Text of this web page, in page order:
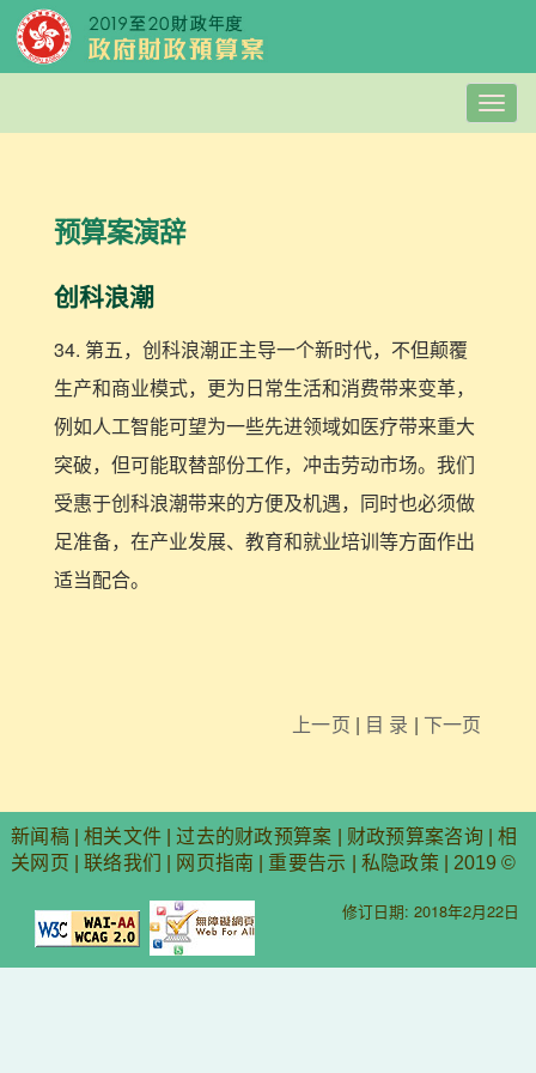
预算案演辞
创科浪潮
34. 第五，创科浪潮正主导一个新时代，不但颠覆
生产和商业模式，更为日常生活和消费带来变革，
例如人工智能可望为一些先进领域如医疗带来重大
突破，但可能取替部份工作，冲击劳动市场。我们
受惠于创科浪潮带来的方便及机遇，同时也必须做
足准备，在产业发展、教育和就业培训等方面作出
适当配合。
上一页 | 目 录 | 下一页
新闻稿| 相关文件 |过去的财政预算案 财政预算案咨询 |相
关网页
联络我们 网页指南 重要告示 私隐政策 | 2019 ©
修订日期: 2018年2月22日